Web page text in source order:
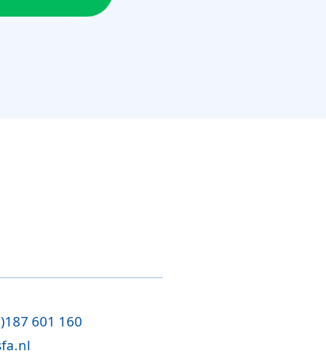
601 160